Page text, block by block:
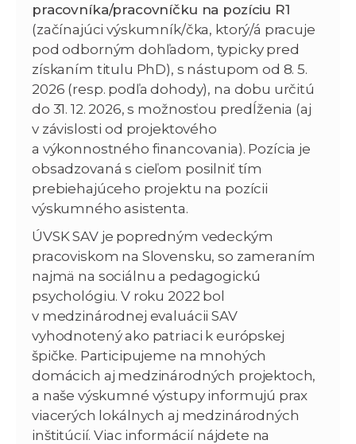
pracovníka/pracovníčku na pozíciu R1
(začínajúci výskumník/čka, ktorý/á pracuje
pod odborným dohľadom, typicky pred
získaním titulu PhD), s nástupom od 8. 5.
2026 (resp. podľa dohody), na dobu určitú
do 31. 12. 2026, s možnosťou predĺženia (aj
v závislosti od projektového
a výkonnostného financovania). Pozícia je
obsadzovaná s cieľom posilniť tím
prebiehajúceho projektu na pozícii
výskumného asistenta.
ÚVSK SAV je popredným vedeckým
pracoviskom na Slovensku, so zameraním
najmä na sociálnu a pedagogickú
psychológiu. V roku 2022 bol
v medzinárodnej evaluácii SAV
vyhodnotený ako patriaci k európskej
špičke. Participujeme na mnohých
domácich aj medzinárodných projektoch,
a naše výskumné výstupy informujú prax
viacerých lokálnych aj medzinárodných
inštitúcií. Viac informácií nájdete na